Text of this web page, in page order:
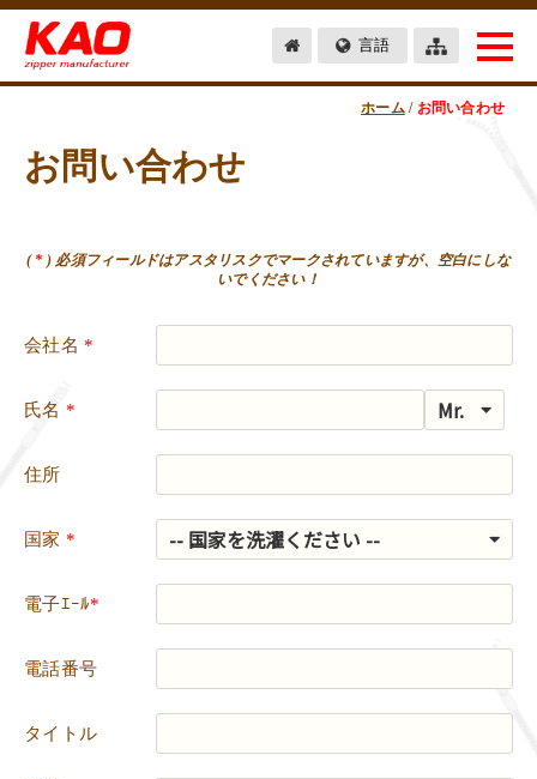
言語
ホーム/ お問い合わせ
お問い合わせ
(* ) 必須フィールドはアスタリスクでマークされていますが、空白にしな
いでください！
会社名 *
氏名 *
住所
国家 *
電子ｴｰﾙ*
電話番号
タイトル